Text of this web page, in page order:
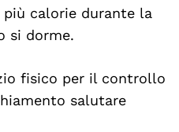
calorie durante la
si dorme.
fisico per il controllo
salutare